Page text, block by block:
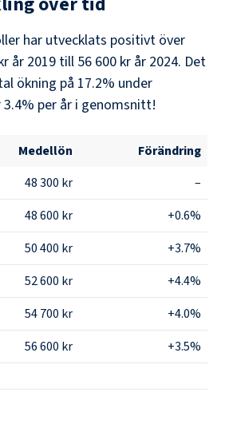
har utvecklats positivt över
år 2019 till 56 600 kr år 2024. Det
ökning på 17.2% under
per år i genomsnitt!
Medellön
Förändring
48 300 kr
–
48 600 kr
+0.6%
50 400 kr
+3.7%
52 600 kr
+4.4%
54 700 kr
+4.0%
56 600 kr +3.5%